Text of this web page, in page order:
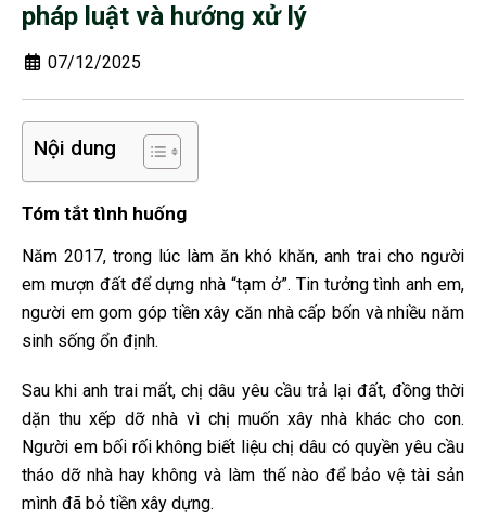
pháp luật và hướng xử lý
07/12/2025
Nội dung
Tóm tắt tình huống
Năm 2017, trong lúc làm ăn khó khăn, anh trai cho người
em mượn đất để dựng nhà “tạm ở”. Tin tưởng tình anh em,
người em gom góp tiền xây căn nhà cấp bốn và nhiều năm
sinh sống ổn định.
Sau khi anh trai mất, chị dâu yêu cầu trả lại đất, đồng thời
dặn thu xếp dỡ nhà vì chị muốn xây nhà khác cho con.
Người em bối rối không biết liệu chị dâu có quyền yêu cầu
tháo dỡ nhà hay không và làm thế nào để bảo vệ tài sản
mình đã bỏ tiền xây dựng.